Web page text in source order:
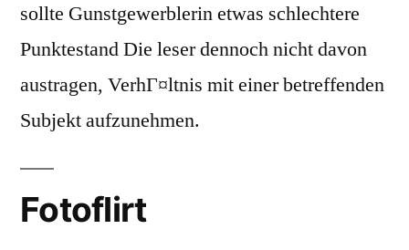
sollte Gunstgewerblerin etwas schlechtere
Punktestand Die leser dennoch nicht davon
austragen, VerhГ¤ltnis mit einer betreffenden
Subjekt aufzunehmen.
Fotoflirt